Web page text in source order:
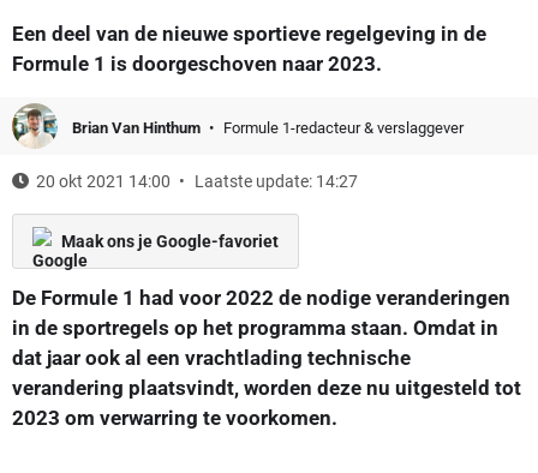
Een deel van de nieuwe sportieve regelgeving in de
Formule 1 is doorgeschoven naar 2023.
Brian Van Hinthum Formule 1-redacteur & verslaggever
20 okt 2021 14:00 Laatste update: 14:27
Maak ons je Google-favoriet
De Formule 1 had voor 2022 de nodige veranderingen
in de sportregels op het programma staan. Omdat in
dat jaar ook al een vrachtlading technische
verandering plaatsvindt, worden deze nu uitgesteld tot
2023 om verwarring te voorkomen.